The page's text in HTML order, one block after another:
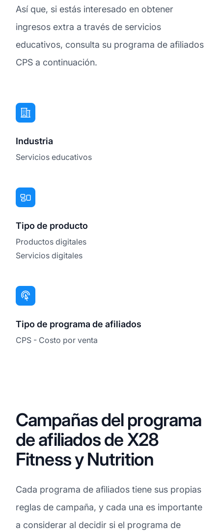
Así que, si estás interesado en obtener
ingresos extra a través de servicios
educativos, consulta su programa de afiliados
CPS a continuación.
Industria
Servicios educativos
Tipo de producto
Productos digitales
Servicios digitales
Tipo de programa de afiliados
CPS - Costo por venta
Campañas del programa
de afiliados de X28
Fitness y Nutrition
Cada programa de afiliados tiene sus propias
reglas de campaña, y cada una es importante
a considerar al decidir si el programa de